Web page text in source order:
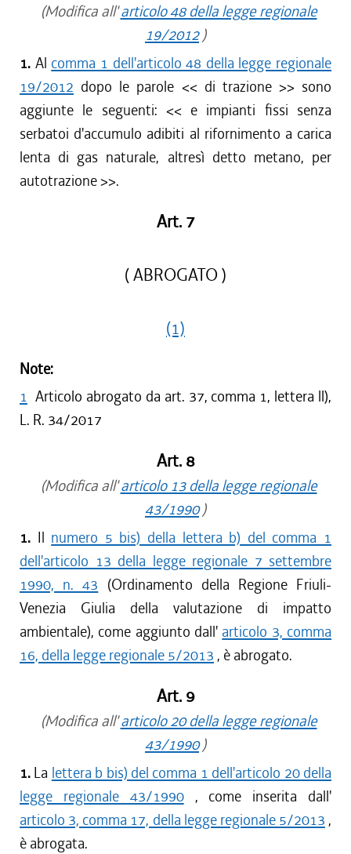
(Modifica all'articolo 48 della legge regionale
19/2012)
1. Al comma 1 dell'articolo 48 della legge regionale
19/2012 dopo le parole << di trazione>> sono
aggiunte le seguenti: << e impianti fissi senza
serbatoi d'accumulo adibiti al rifornimento a carica
lenta di gas naturale, altresì detto metano, per
autotrazione>>.
Art. 7
( ABROGATO )
(1)
Note:
1 Articolo abrogato da art. 37, comma 1, lettera ll),
L. R. 34/2017
Art. 8
(Modifica all'articolo 13 della legge regionale
43/1990)
1. Il numero 5 bis) della lettera b) del comma 1
dell'articolo 13 della legge regionale 7 settembre
1990, n. 43 (Ordinamento della Regione Friuli-
Venezia Giulia della valutazione di impatto
ambientale), come aggiunto dall' articolo 3, comma
16, della legge regionale 5/2013 , è abrogato.
Art. 9
(Modifica all'articolo 20 della legge regionale
43/1990)
1. La lettera b bis) del comma 1 dell'articolo 20 della
legge regionale 43/1990, come inserita dall'
articolo 3, comma 17, della legge regionale 5/2013 ,
è abrogata.